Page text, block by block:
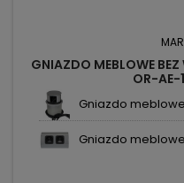
GNIAZDO MEBLOWE
OR-AE-
Gniazdo
Gniazdo